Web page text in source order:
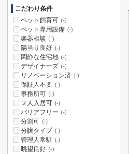
こだわり条件
ペット飼育可 (-)
ペット専用設備 (-)
楽器相談 (-)
陽当り良好 (-)
閑静な住宅地 (-)
デザイナーズ (-)
リノベーション済 (-)
保証人不要 (-)
事務所可 (-)
２人入居可 (-)
バリアフリー (-)
分割可 (-)
分譲タイプ (-)
管理人常駐 (-)
眺望良好 (-)